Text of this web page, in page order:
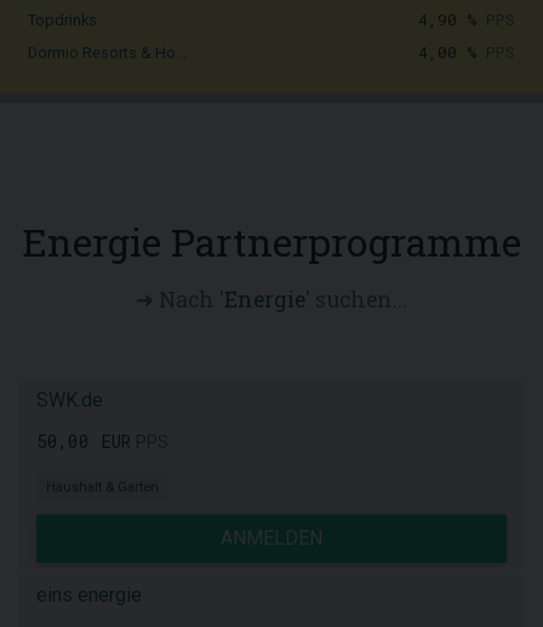
Topdrinks 4,90 %
Dormio Resorts & Ho... 4,00 %
Energie Partnerprogramme
Energie
SWK.de
50,00 EUR
Haushalt & Garten
ANMELDEN
eins energie